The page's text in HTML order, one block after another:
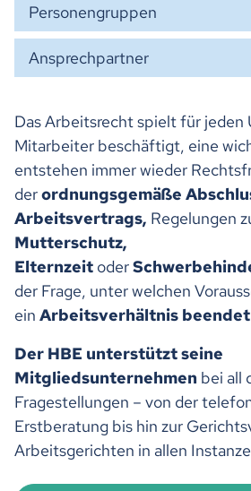
Personengruppen
Ansprechpartner
Das Arbeitsrecht spielt für jeden
Mitarbeiter beschäftigt, eine
entstehen immer wieder
derordnungsgemäße
Arbeitsvertrags, Regelungen
Mutterschutz,
Elternzeit oder
der Frage, unter welchen
ein Arbeitsverhältnis beendet
Der HBE unterstützt seine
Mitgliedsunternehmen bei all
Fragestellungen – von der
Erstberatung bis hin zur
Arbeitsgerichten in allen